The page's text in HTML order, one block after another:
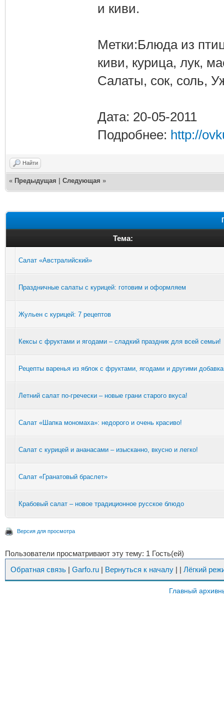
и киви.
Метки:Блюда из
киви, курица, лук,
Салаты, сок, соль,
Дата: 20-05-2011
Подробнее: http://
Найти
« Предыдущая Следующая »
Тема:
Салат «Австралийский»
Праздничные салаты с курицей: готовим и оформляем
Жульен с курицей: 7 рецептов
Кексы с фруктами и ягодами – сладкий праздник для всей семьи!
Рецепты варенья из яблок с фруктами, ягодами и другими
Летний салат по-гречески – новые грани старого вкуса!
Салат «Шапка мономаха»: недорого и очень красиво!
Салат с курицей и ананасами – изысканно, вкусно и легко!
Салат «Гранатовый браслет»
Крабовый салат – новое традиционное русское блюдо
Версия для просмотра
Пользователи просматривают эту тему: 1 Гость(ей)
Обратная связь | Garfo.ru | Вернуться к началу | | Лёгкий
Главный